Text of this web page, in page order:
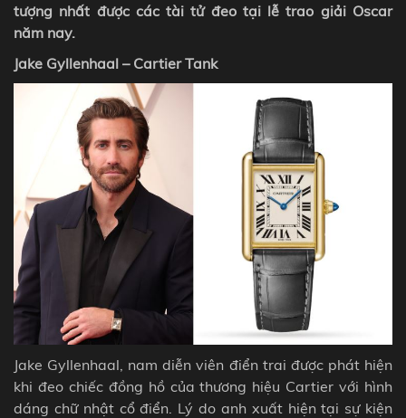
tượng nhất được các tài tử đeo tại lễ trao giải Oscar
năm nay.
Jake Gyllenhaal – Cartier Tank
Jake Gyllenhaal, nam diễn viên điển trai được phát hiện
khi đeo chiếc đồng hồ của thương hiệu Cartier với hình
dáng chữ nhật cổ điển. Lý do anh xuất hiện tại sự kiện